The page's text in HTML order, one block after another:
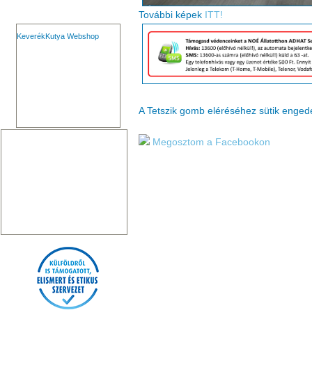
KeverékKutya Webshop
További képek ITT!
A Tetszik gomb eléréséhez sütik
Megosztom a Facebookon